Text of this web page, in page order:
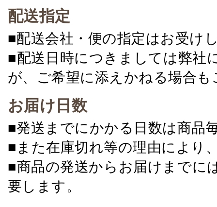
配送指定
■配送会社・便の指定はお受け
■配送日時につきましては弊社
が、ご希望に添えかねる場合
お届け日数
■発送までにかかる日数は商品
■また在庫切れ等の理由により
■商品の発送からお届けまでに
要します。